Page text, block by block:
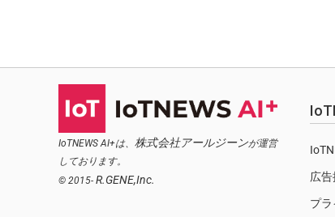
IoTNEWS AI+は、 株式会社アールジーンが運営
しております。
© 2015- R.GENE,Inc. 広
プ